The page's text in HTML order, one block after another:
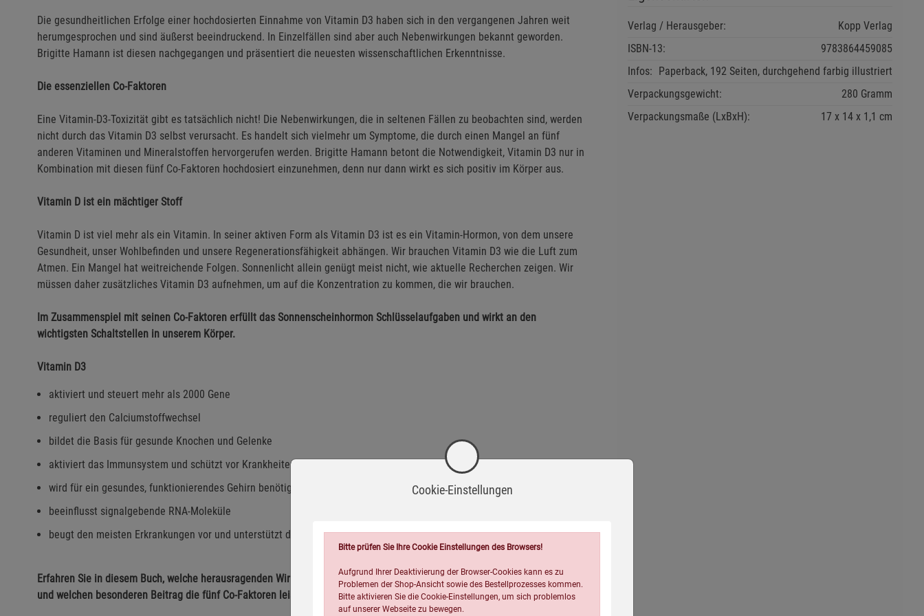
Die gesundheitlichen Erfolge einer hochdosierten Einnahme von Vitamin D3 haben sich in den vergangenen Jahren weit
herumgesprochen und sind äußerst beeindruckend. In Einzelfällen sind aber auch Nebenwirkungen bekannt geworden.
Brigitte Hamann ist diesen nachgegangen und präsentiert die neuesten wissenschaftlichen Erkenntnisse.
Die essenziellen Co-Faktoren
Eine Vitamin-D3-Toxizität gibt es tatsächlich nicht! Die Nebenwirkungen, die in seltenen Fällen zu beobachten sind, werden
nicht durch das Vitamin D3 selbst verursacht. Es handelt sich vielmehr um Symptome, die durch einen Mangel an fünf
anderen Vitaminen und Mineralstoffen hervorgerufen werden. Brigitte Hamann betont die Notwendigkeit, Vitamin D3 nur in
Kombination mit diesen fünf Co-Faktoren hochdosiert einzunehmen, denn nur dann wirkt es sich positiv im Körper aus.
Vitamin D ist ein mächtiger Stoff
Vitamin D ist viel mehr als ein Vitamin. In seiner aktiven Form als Vitamin D3 ist es ein Vitamin-Hormon, von dem unsere
Gesundheit, unser Wohlbefinden und unsere Regenerationsfähigkeit abhängen. Wir brauchen Vitamin D3 wie die Luft zum
Atmen. Ein Mangel hat weitreichende Folgen. Sonnenlicht allein genügt meist nicht, wie aktuelle Recherchen zeigen. Wir
müssen daher zusätzliches Vitamin D3 aufnehmen, um auf die Konzentration zu kommen, die wir brauchen.
Im Zusammenspiel mit seinen Co-Faktoren erfüllt das Sonnenscheinhormon Schlüsselaufgaben und wirkt an den
wichtigsten Schaltstellen in unserem Körper.
Vitamin D3
aktiviert und steuert mehr als 2000 Gene
reguliert den Calciumstoffwechsel
bildet die Basis für gesunde Knochen und Gelenke
aktiviert das Immunsystem und schützt vor Krankheiten
wird für ein gesundes, funktionierendes Gehirn benötigt
beeinflusst signalgebende RNA-Moleküle
beugt den meisten Erkrankungen vor und unterstützt die Heilung
Erfahren Sie in diesem Buch, welche herausragenden Wirkungen Vitamin D3 auf fast jeden Aspekt unserer Gesundheit hat -
und welchen besonderen Beitrag die fünf Co-Faktoren leisten.
Verlag / Herausgeber:
Kopp Verlag
ISBN-13:
9783864459085
Infos: Paperback, 192 Seiten, durchgehend farbig illustriert
Verpackungsgewicht:
280 Gramm
Verpackungsmaße (LxBxH):
17 14 1,1 cm
Cookie-Einstellungen
Bitte prüfen Sie Ihre Cookie Einstellungen des Browsers!
Aufgrund Ihrer Deaktivierung der Browser-Cookies kann es zu
Problemen der Shop-Ansicht sowie des Bestellprozesses kommen.
Bitte aktivieren Sie die Cookie-Einstellungen, um sich problemlos
auf unserer Webseite zu bewegen.